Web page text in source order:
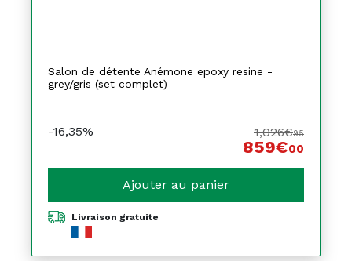
Salon de détente Anémone epoxy resine -
grey/gris (set complet)
-16,35% 1,026€95
859€00
Ajouter au panier
Livraison gratuite